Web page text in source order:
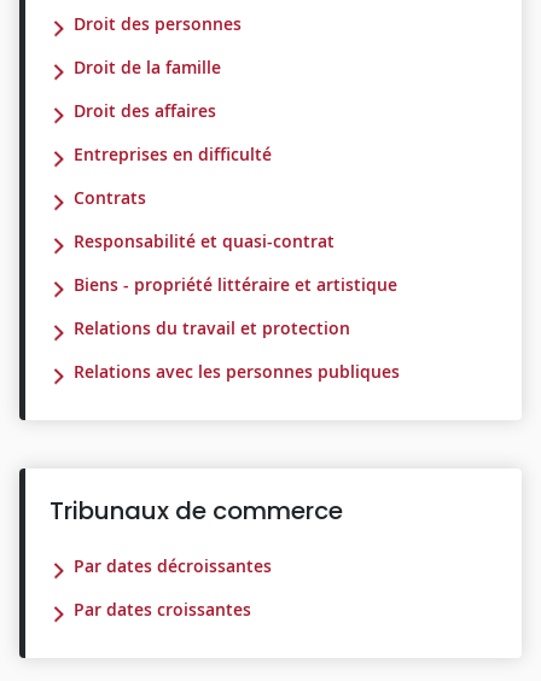
Droit des personnes
Droit de la famille
Droit des affaires
Entreprises en difficulté
Contrats
Responsabilité et quasi-contrat
Biens - propriété littéraire et artistique
Relations du travail et protection
Relations avec les personnes publiques
Tribunaux de commerce
Par dates décroissantes
Par dates croissantes